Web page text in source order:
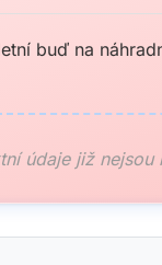
buď na
údaje již